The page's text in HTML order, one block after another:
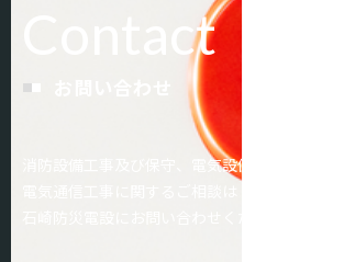
Contact
消防設備工事及び保守、電気設備工事、